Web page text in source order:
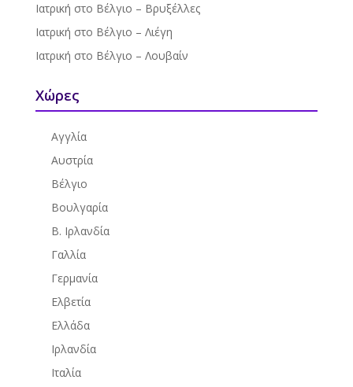
Ιατρική στο Βέλγιο – Βρυξέλλες
Ιατρική στο Βέλγιο – Λιέγη
Ιατρική στο Βέλγιο – Λουβαίν
Χώρες
Αγγλία
Αυστρία
Βέλγιο
Βουλγαρία
Β. Ιρλανδία
Γαλλία
Γερμανία
Ελβετία
Ελλάδα
Ιρλανδία
Ιταλία